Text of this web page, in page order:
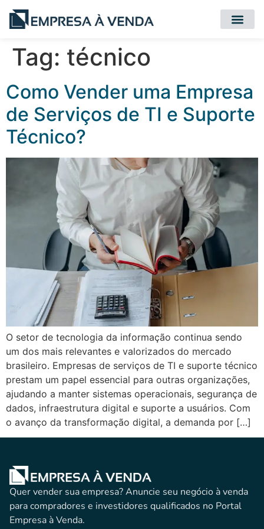
Tag: técnico
Como Vender uma Empresa
de Serviços de TI e Suporte
Técnico?
O setor de tecnologia da informação continua sendo
um dos mais relevantes e valorizados do mercado
brasileiro. Empresas de serviços de TI e suporte técnico
prestam um papel essencial para outras organizações,
ajudando a manter sistemas operacionais, segurança de
dados, infraestrutura digital e suporte a usuários. Com
o avanço da transformação digital, a demanda por […]
Quer vender sua empresa? Anuncie seu negócio à venda
para compradores e investidores qualificados no Portal
Empresa à Venda.